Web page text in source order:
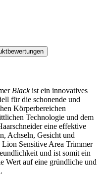
Blackist ein innovatives
für die schonende und
Körperbereichen
Technologie und dem
eine effektive
Achseln, Gesicht und
Lion Sensitive Area Trimmer
und ist somit ein
Wert auf eine gründliche und